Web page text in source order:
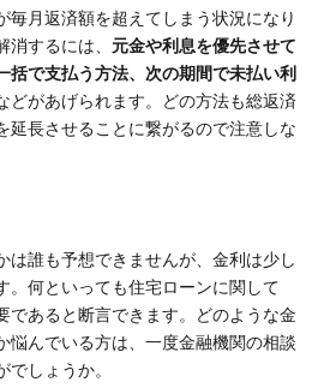
毎月返済額を超えてしまう状況になり
するには、 元金や利息を優先させて
括で支払う方法、次の期間で未払い利
どがあげられます。どの方法も総返済
延長させることに繋がるので注意しな
は誰も予想できませんが、金利は少し
。何といっても住宅ローンに関して
であると断言できます。どのような金
悩んでいる方は、一度金融機関の相談
でしょうか。